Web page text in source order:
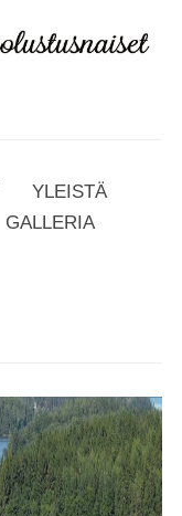
YLEISTÄ
GALLERIA